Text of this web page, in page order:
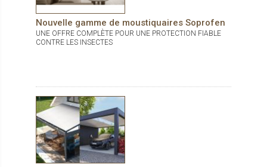
Nouvelle gamme de moustiquaires Soprofen
UNE OFFRE COMPLÈTE POUR UNE PROTECTION FIABLE
CONTRE LES INSECTES